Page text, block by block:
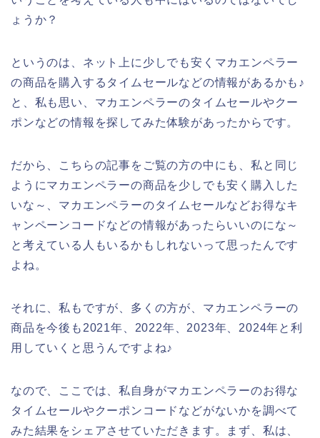
ょうか？
というのは、ネット上に少しでも安くマカエンペラー
の商品を購入するタイムセールなどの情報があるかも♪
と、私も思い、マカエンペラーのタイムセールやクー
ポンなどの情報を探してみた体験があったからです。
だから、こちらの記事をご覧の方の中にも、私と同じ
ようにマカエンペラーの商品を少しでも安く購入した
いな～、マカエンペラーのタイムセールなどお得なキ
ャンペーンコードなどの情報があったらいいのにな～
と考えている人もいるかもしれないって思ったんです
よね。
それに、私もですが、多くの方が、マカエンペラーの
商品を今後も2021年、2022年、2023年、2024年と利
用していくと思うんですよね♪
なので、ここでは、私自身がマカエンペラーのお得な
タイムセールやクーポンコードなどがないかを調べて
みた結果をシェアさせていただきます。まず、私は、